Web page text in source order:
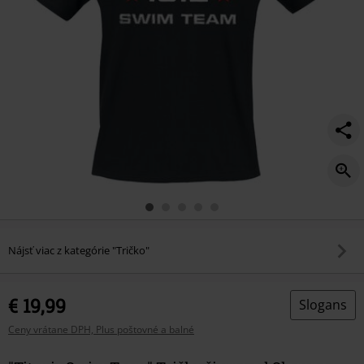
Nájsť viac z kategórie "Tričko"
€ 19,99
Ceny vrátane DPH, Plus poštovné a balné
Slogans